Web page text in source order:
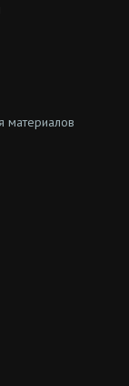
материалов